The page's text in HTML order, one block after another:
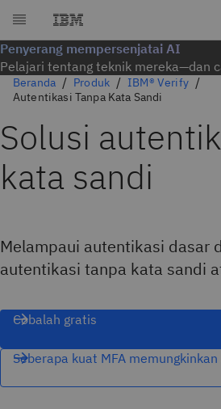
Penyerang mempersenjatai AI
Pelajari tentang teknik mereka—dan
Beranda Produk
IBM® Verify
Autentikasi Tanpa Kata Sandi
Solusi
kata sandi
Melampaui autentikasi dasar
autentikasi tanpa kata sandi
Cobalah gratis
Seberapa kuat MFA memungkinkan